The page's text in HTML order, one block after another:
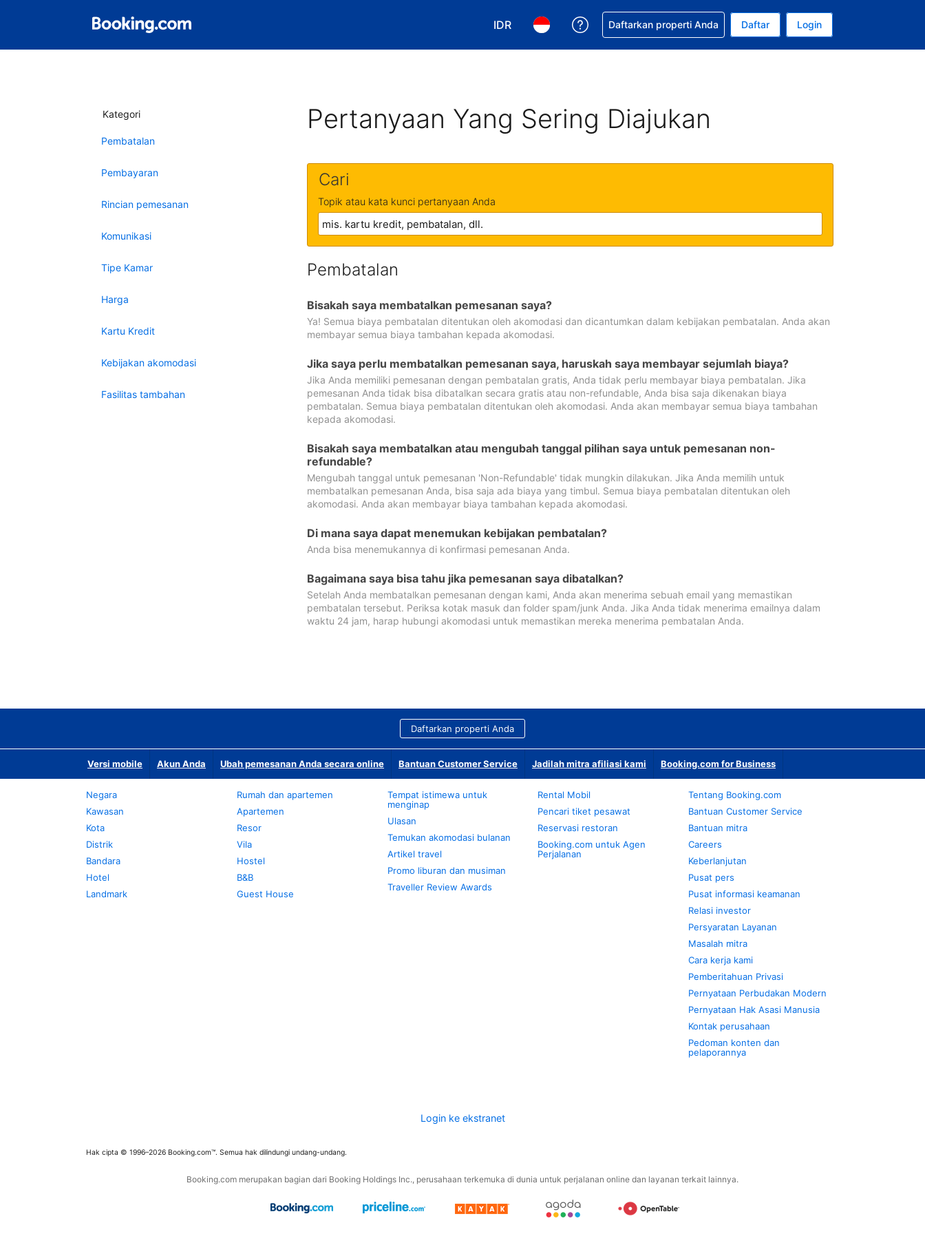
IDR
Pilih mata uang Anda. Mata uang Anda saat ini adalah Rupiah Indonesia
Pilih bahasa Anda. Bahasa Anda saat ini adalah Bahasa Indonesia
Dapatkan bantuan untuk pemesanan Anda
Daftarkan properti Anda Daftar Login
Kategori
Pembatalan
Pembayaran
Rincian pemesanan
Komunikasi
Tipe Kamar
Harga
Kartu Kredit
Kebijakan akomodasi
Fasilitas tambahan
Pertanyaan Yang Sering Diajukan
Cari
Topik atau kata kunci pertanyaan Anda
Pembatalan
Bisakah saya membatalkan pemesanan saya?
Ya! Semua biaya pembatalan ditentukan oleh akomodasi dan dicantumkan dalam kebijakan pembatalan. Anda akan
membayar semua biaya tambahan kepada akomodasi.
Jika saya perlu membatalkan pemesanan saya, haruskah saya membayar sejumlah biaya?
Jika Anda memiliki pemesanan dengan pembatalan gratis, Anda tidak perlu membayar biaya pembatalan. Jika
pemesanan Anda tidak bisa dibatalkan secara gratis atau non-refundable, Anda bisa saja dikenakan biaya
pembatalan. Semua biaya pembatalan ditentukan oleh akomodasi. Anda akan membayar semua biaya tambahan
kepada akomodasi.
Bisakah saya membatalkan atau mengubah tanggal pilihan saya untuk pemesanan non-
refundable?
Mengubah tanggal untuk pemesanan 'Non-Refundable' tidak mungkin dilakukan. Jika Anda memilih untuk
membatalkan pemesanan Anda, bisa saja ada biaya yang timbul. Semua biaya pembatalan ditentukan oleh
akomodasi. Anda akan membayar biaya tambahan kepada akomodasi.
Di mana saya dapat menemukan kebijakan pembatalan?
Anda bisa menemukannya di konfirmasi pemesanan Anda.
Bagaimana saya bisa tahu jika pemesanan saya dibatalkan?
Setelah Anda membatalkan pemesanan dengan kami, Anda akan menerima sebuah email yang memastikan
pembatalan tersebut. Periksa kotak masuk dan folder spam/junk Anda. Jika Anda tidak menerima emailnya dalam
waktu 24 jam, harap hubungi akomodasi untuk memastikan mereka menerima pembatalan Anda.
Daftarkan properti Anda
Versi mobile Akun Anda Ubah pemesanan Anda secara online Bantuan Customer Service Jadilah mitra afiliasi kami Booking.com for Business
Negara
Kawasan
Kota
Distrik
Bandara
Hotel
Landmark
Rumah dan apartemen
Apartemen
Resor
Vila
Hostel
B&B
Guest House
Tempat istimewa untuk
menginap
Ulasan
Temukan akomodasi bulanan
Artikel travel
Promo liburan dan musiman
Traveller Review Awards
Rental Mobil
Pencari tiket pesawat
Reservasi restoran
Booking.com untuk Agen
Perjalanan
Tentang Booking.com
Bantuan Customer Service
Bantuan mitra
Careers
Keberlanjutan
Pusat pers
Pusat informasi keamanan
Relasi investor
Persyaratan Layanan
Masalah mitra
Cara kerja kami
Pemberitahuan Privasi
Pernyataan Perbudakan Modern
Pernyataan Hak Asasi Manusia
Kontak perusahaan
Pedoman konten dan
pelaporannya
Login ke ekstranet
Hak cipta © 1996–2026 Booking.com™. Semua hak dilindungi undang-undang.
Booking.com merupakan bagian dari Booking Holdings Inc., perusahaan terkemuka di dunia untuk perjalanan online dan layanan terkait lainnya.